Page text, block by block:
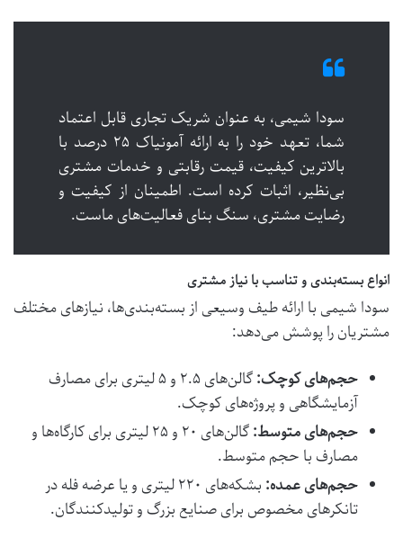
سودا شیمی، به عنوان شریک تجاری قابل اعتماد
شما، تعهد خود را به ارائه آمونیاک ۲۵ درصد با
بالاترین کیفیت، قیمت رقابتی و خدمات مشتری
بی‌نظیر، اثبات کرده است. اطمینان از کیفیت و
رضایت مشتری، سنگ بنای فعالیت‌های ماست.
انواع بسته‌بندی و تناسب با نیاز مشتری
سودا شیمی با ارائه طیف وسیعی از بسته‌بندی‌ها، نیازهای مختلف
مشتریان را پوشش می‌دهد:
حجم‌های کوچک:
گالن‌های ۲.۵ و ۵ لیتری برای مصارف
آزمایشگاهی و پروژه‌های کوچک.
حجم‌های متوسط:
گالن‌های ۲۰ و ۲۵ لیتری برای کارگاه‌ها و
مصارف با حجم متوسط.
حجم‌های عمده:
بشکه‌های ۲۲۰ لیتری و یا عرضه فله در
تانکرهای مخصوص برای صنایع بزرگ و تولیدکنندگان.